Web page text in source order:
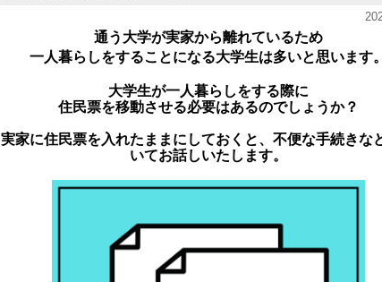
通う大学が実家から離れているため
一人暮らしをすることになる大学生は多いと思います。
大学生が一人暮らしをする際に
住民票を移動させる必要はあるのでしょうか？
実家に住民票を入れたままにしておくと、不便な手続きな
いてお話しいたします。